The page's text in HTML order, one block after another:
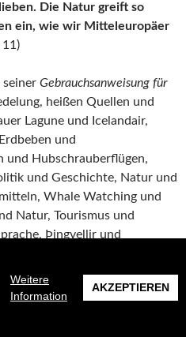
Weitere
Information
AKZEPTIEREN
Die Natur greift so
ein, wie wir Mitteleuropäer
11)
Gebrauchsanweisung für
heißen Quellen und
Lagune und Icelandair,
und
und Hubschrauberflügen,
und Geschichte, Natur und
Whale Watching und
Natur, Tourismus und
Þingvellir und
und Einar Kárason, Reykjavík
und Internet,
und Gammelhai,